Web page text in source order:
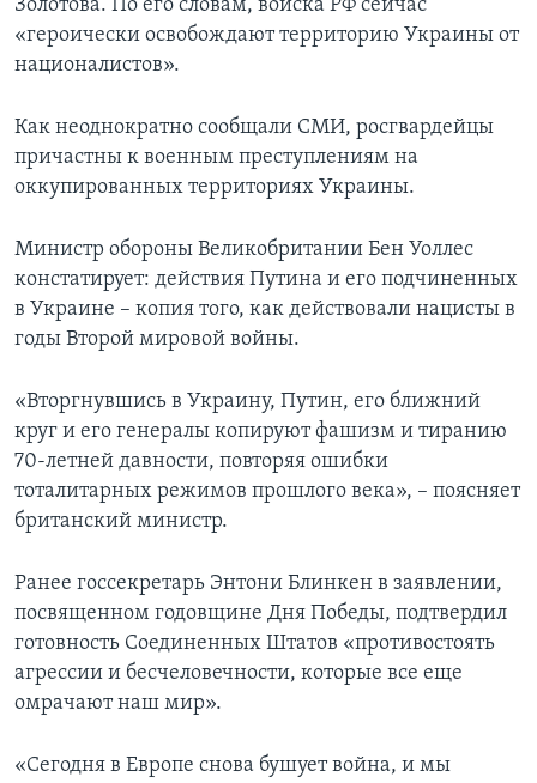
Золотова. По его словам, войска РФ сейчас
«героически освобождают территорию Украины от
националистов».
Как неоднократно сообщали СМИ, росгвардейцы
причастны к военным преступлениям на
оккупированных территориях Украины.
Министр обороны Великобритании Бен Уоллес
констатирует: действия Путина и его подчиненных
в Украине – копия того, как действовали нацисты в
годы Второй мировой войны.
«Вторгнувшись в Украину, Путин, его ближний
круг и его генералы копируют фашизм и тиранию
70-летней давности, повторяя ошибки
тоталитарных режимов прошлого века», – поясняет
британский министр.
Ранее госсекретарь Энтони Блинкен в заявлении,
посвященном годовщине Дня Победы, подтвердил
готовность Соединенных Штатов «противостоять
агрессии и бесчеловечности, которые все еще
омрачают наш мир».
«Сегодня в Европе снова бушует война, и мы